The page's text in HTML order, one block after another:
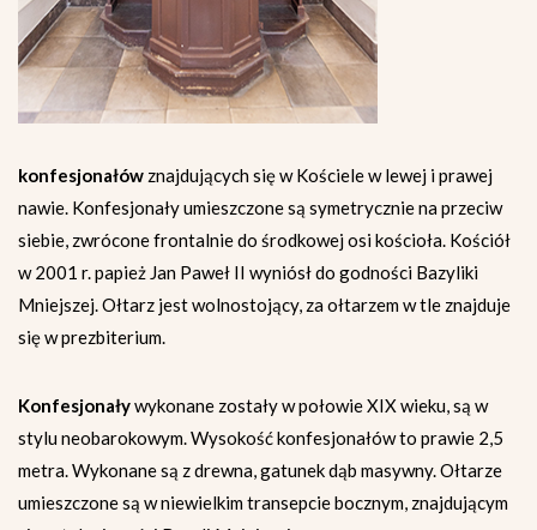
konfesjonałów znajdujących się w Kościele w lewej i prawej
nawie. Konfesjonały umieszczone są symetrycznie na przeciw
siebie, zwrócone frontalnie do środkowej osi kościoła. Kościół
w 2001 r. papież Jan Paweł II wyniósł do godności Bazyliki
Mniejszej. Ołtarz jest wolnostojący, za ołtarzem w tle znajduje
się w prezbiterium.
Konfesjonaływykonane zostały w połowie XIX wieku, są w
stylu neobarokowym. Wysokość konfesjonałów to prawie 2,5
metra. Wykonane są z drewna, gatunek dąb masywny. Ołtarze
umieszczone są w niewielkim transepcie bocznym, znajdującym